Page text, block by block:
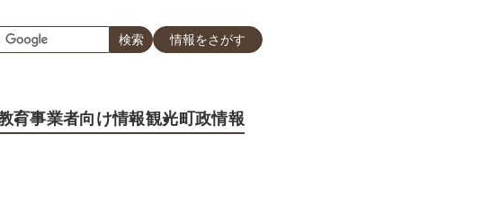
情報をさがす
育事業者向け情報観光町政情報